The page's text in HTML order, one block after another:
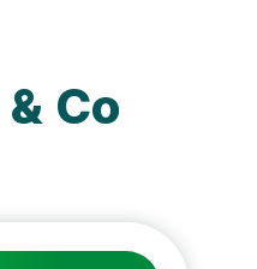
Co